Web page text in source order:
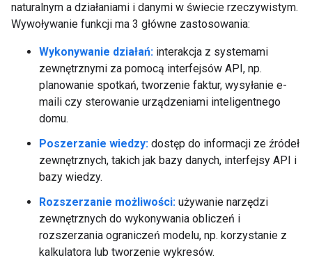
naturalnym a działaniami i danymi w świecie rzeczywistym.
Wywoływanie funkcji ma 3 główne zastosowania:
Wykonywanie działań: interakcja z systemami
zewnętrznymi za pomocą interfejsów API, np.
planowanie spotkań, tworzenie faktur, wysyłanie e-
maili czy sterowanie urządzeniami inteligentnego
domu.
Poszerzanie wiedzy: dostęp do informacji ze źródeł
zewnętrznych, takich jak bazy danych, interfejsy API i
bazy wiedzy.
Rozszerzanie możliwości: używanie narzędzi
zewnętrznych do wykonywania obliczeń i
rozszerzania ograniczeń modelu, np. korzystanie z
kalkulatora lub tworzenie wykresów.